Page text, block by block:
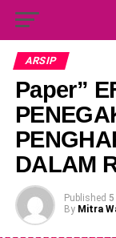
ARSIP
Paper”
DALAM
Published
By Mitra